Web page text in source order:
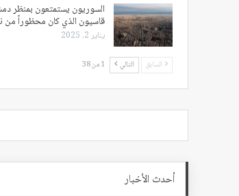
السوريون يستمتعون بمنظر
قاسيون الذي كان محظوراً من
يناير 2, 2025
السابق التالي 1 من 38
أحدث الأخبار